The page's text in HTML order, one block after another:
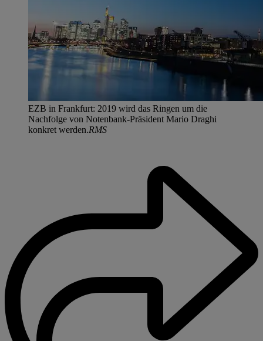
EZB in Frankfurt: 2019 wird das Ringen um die
Nachfolge von Notenbank-Präsident Mario Draghi
konkret werden.RMS